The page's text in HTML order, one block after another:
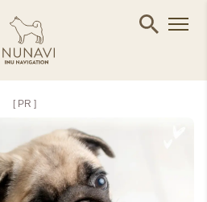
[ PR ]